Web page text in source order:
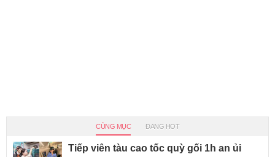
CÙNG MỤC ĐANG HOT
Tiếp viên tàu cao tốc quỳ gối 1h an ủi